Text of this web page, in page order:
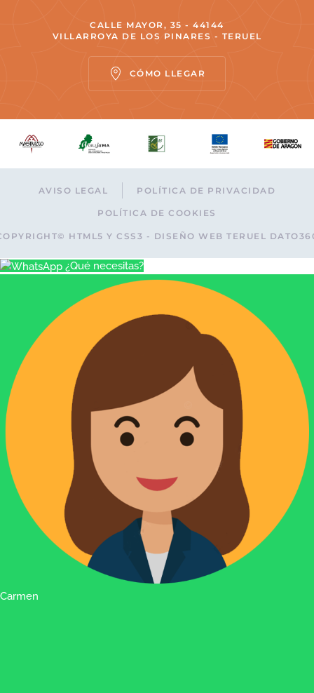
CALLE MAYOR, 35 - 44144
VILLARROYA DE LOS PINARES - TERUEL
CÓMO LLEGAR
AVISO LEGAL POLÍTICA DE PRIVACIDAD
POLÍTICA DE COOKIES
HTML5 Y CSS3 - DISEÑO WEB TERUEL
¿Qué necesitas?
Carmen